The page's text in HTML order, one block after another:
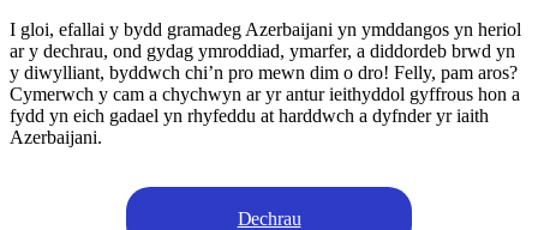
I gloi, efallai y bydd gramadeg Azerbaijani yn ymddangos yn heriol
ar y dechrau, ond gydag ymroddiad, ymarfer, a diddordeb brwd yn
y diwylliant, byddwch chi’n pro mewn dim o dro! Felly, pam aros?
Cymerwch y cam a chychwyn ar yr antur ieithyddol gyffrous hon a
fydd yn eich gadael yn rhyfeddu at harddwch a dyfnder yr iaith
Azerbaijani.
Dechrau